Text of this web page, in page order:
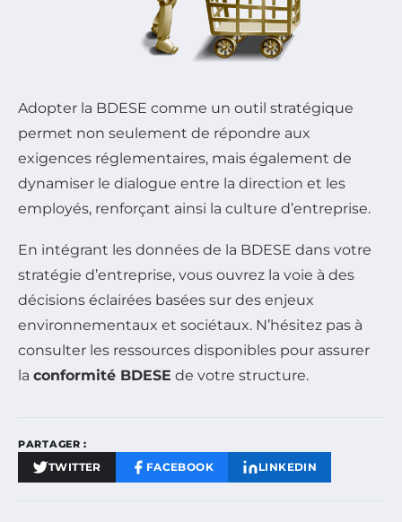
Adopter la BDESE comme un outil stratégique
permet non seulement de répondre aux
exigences réglementaires, mais également de
dynamiser le dialogue entre la direction et les
employés, renforçant ainsi la culture d’entreprise.
En intégrant les données de la BDESE dans votre
stratégie d’entreprise, vous ouvrez la voie à des
décisions éclairées basées sur des enjeux
environnementaux et sociétaux. N’hésitez pas à
consulter les ressources disponibles pour assurer
la conformité BDESE de votre structure.
PARTAGER :
TWITTER FACEBOOK LINKEDIN